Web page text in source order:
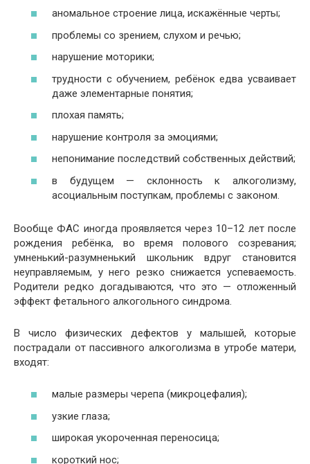
аномальное строение лица, искажённые черты;
проблемы со зрением, слухом и речью;
нарушение моторики;
трудности с обучением, ребёнок едва усваивает
даже элементарные понятия;
плохая память;
нарушение контроля за эмоциями;
непонимание последствий собственных действий;
в будущем — склонность к алкоголизму,
асоциальным поступкам, проблемы с законом.
Вообще ФАС иногда проявляется через 10–12 лет после
рождения ребёнка, во время полового созревания;
умненький-разумненький школьник вдруг становится
неуправляемым, у него резко снижается успеваемость.
Родители редко догадываются, что это — отложенный
эффект фетального алкогольного синдрома.
В число физических дефектов у малышей, которые
пострадали от пассивного алкоголизма в утробе матери,
входят:
малые размеры черепа (микроцефалия);
узкие глаза;
широкая укороченная переносица;
короткий нос;